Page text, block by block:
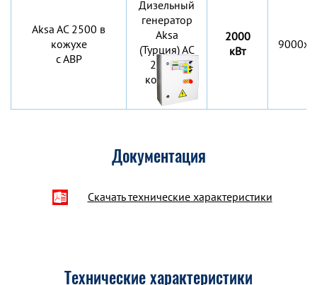
Aksa AC 2500 в
кожухе
с АВР
2000
кВт
Документация
Скачать технические характеристики
Технические характеристики